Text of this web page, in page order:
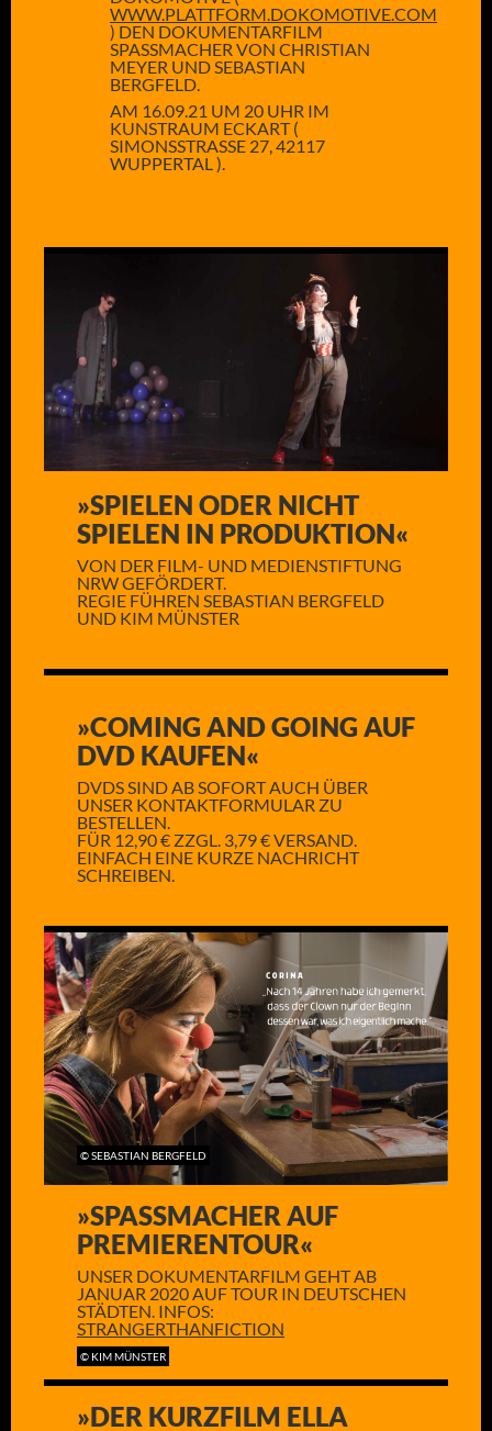
WWW.PLATTFORM.DOKOMOTIVE.COM
) DEN DOKUMENTARFILM
SPASSMACHER VON CHRISTIAN M
EYER UND SEBASTIAN B
ERGFELD.
AM 16.09.21 UM 20 UHR IM
KUNSTRAUM ECKART (
SIMONSSTRASSE 27, 42117 W
UPPERTAL ).
»SPIELEN ODER NICHT
SPIELEN IN PRODUKTION«
VON DER FILM- UND MEDIENSTIFTUNG
NRW GEFÖRDERT.
REGIE FÜHREN SEBASTIAN BERGFELD
UND KIM MÜNSTER
»COMING AND GOING AUF
DVD KAUFEN«
DVDS SIND AB SOFORT AUCH ÜBER
UNSER KONTAKTFORMULAR ZU
BESTELLEN.
FÜR 12,90 € ZZGL. 3,79 € VERSAND.
EINFACH EINE KURZE NACHRICHT
SCHREIBEN.
© SEBASTIAN BERGFELD
»SPASSMACHER AUF
PREMIERENTOUR«
UNSER DOKUMENTARFILM GEHT AB
JANUAR 2020 AUF TOUR IN DEUTSCHEN
STÄDTEN. INFOS:
STRANGERTHANFICTION
© KIM MÜNSTER
»DER KURZFILM ELLA